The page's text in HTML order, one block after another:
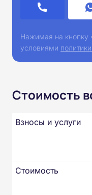
Нажимая на кнопку
условиями
Стоимость
Взносы и услуги
Стоимость